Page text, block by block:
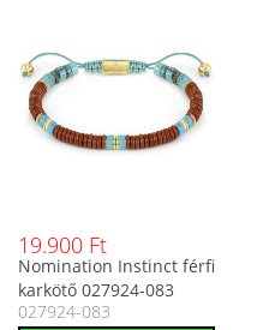
19.900 Ft
Nomination Instinct férfi
karkötő 027924-083
027924-083